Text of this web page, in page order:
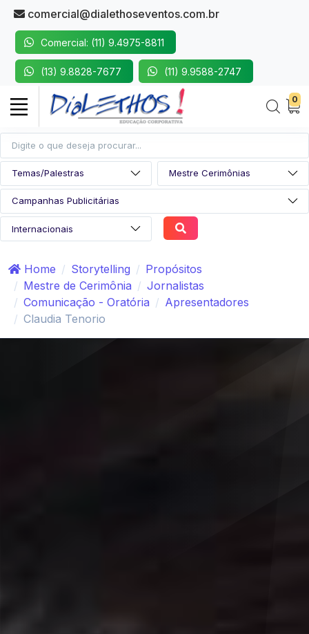
comercial@dialethoseventos.com.br
Comercial: (11) 9.4975-8811
(13) 9.8828-7677 (11) 9.9588-2747
0
Home Storytelling
Propósitos
Mestre de Cerimônia
Jornalistas
Comunicação - Oratória
Apresentadores
Claudia Tenorio